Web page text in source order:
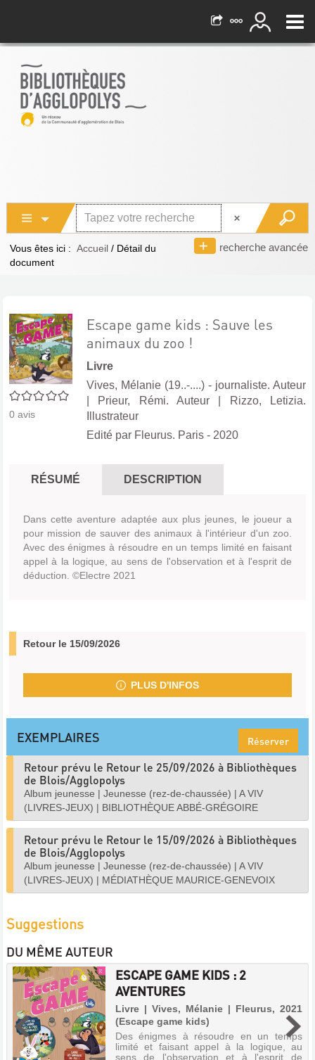
recherche avancée
Vous êtes ici : Accueil / Détail du
document
0/5
0 avis
Escape game kids : Sauve les
animaux du zoo !
Livre
Vives, Mélanie (19..-....) - journaliste. Auteur
Prieur, Rémi. Auteur
Rizzo, Letizia.
Illustrateur
Edité par Fleurus. Paris - 2020
RÉSUMÉ DESCRIPTION
Dans cette aventure adaptée aux plus jeunes, le joueur a
pour mission de sauver des animaux à l'intérieur d'un zoo.
Avec des énigmes à résoudre en un temps limité en faisant
appel à la logique, au sens de l'observation et à l'esprit de
déduction. ©Electre 2021
Retour le 15/09/2026
PLUS D'INFOS
EXEMPLAIRES Réserver
Retour prévu le Retour le 25/09/2026 à Bibliothèques
de Blois/Agglopolys
Album jeunesse | Jeunesse (rez-de-chaussée) | A VIV
(LIVRES-JEUX) | BIBLIOTHÈQUE ABBÉ-GRÉGOIRE
Retour prévu le Retour le 15/09/2026 à Bibliothèques
de Blois/Agglopolys
Album jeunesse | Jeunesse (rez-de-chaussée) | A VIV
(LIVRES-JEUX) | MÉDIATHÈQUE MAURICE-GENEVOIX
Suggestions
DU MÊME AUTEUR
ESCAPE GAME KIDS : 2
AVENTURES
Livre | Vives, Mélanie | Fleurus, 2021
(Escape game kids)
Des énigmes à résoudre en un temps
limité et faisant appel à la logique, au
sens de l'observation et à l'esprit de